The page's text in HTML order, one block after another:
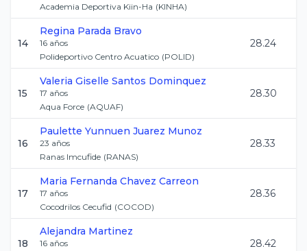
Academia Deportiva Kiin-Ha (KINHA)
14
Regina Parada Bravo
16 años
Polideportivo Centro Acuatico (POLID)
28.24
15
Valeria Giselle Santos Dominquez
17 años
Aqua Force (AQUAF)
28.30
16
Paulette Yunnuen Juarez Munoz
23 años
Ranas Imcufide (RANAS)
28.33
17
Maria Fernanda Chavez Carreon
17 años
Cocodrilos Cecufid (COCOD)
28.36
18
Alejandra Martinez
16 años
28.42